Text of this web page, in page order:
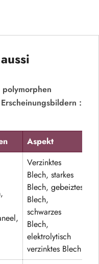
:
Aspekt
Verzinktes
Blech, starkes
Blech, gebeiztes
Blech,
schwarzes
Blech,
elektrolytisch
verzinktes Blech